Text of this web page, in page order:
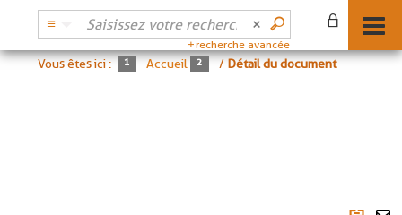
recherche avancée
Vous êtes ici : Accueil /Détail du document
Lien